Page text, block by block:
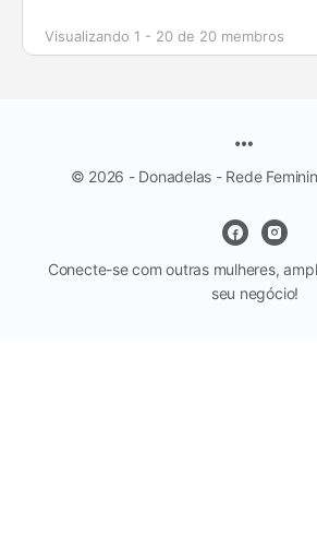
Visualizando 1 - 20 de 20 membros
© 2026 - Donadelas - Rede
Conecte-se com outras mulheres,
seu negócio!